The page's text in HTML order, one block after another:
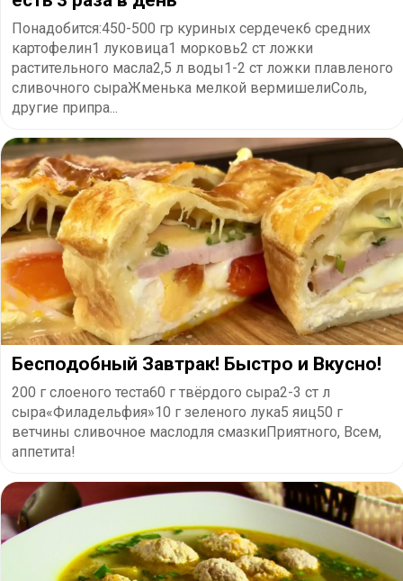
Понадобится:450-500 гр куриных сердечек6 средних
картофелин1 луковица1 морковь2 ст ложки
растительного масла2,5 л воды1-2 ст ложки плавленого
сливочного сыраЖменька мелкой вермишелиСоль,
другие припра...
Бесподобный Завтрак! Быстро и Вкусно!
200 г слоеного теста60 г твёрдого сыра2-3 ст л
сыра«Филадельфия»10 г зеленого лука5 яиц50 г
ветчины сливочное маслодля смазкиПриятного, Всем,
аппетита!